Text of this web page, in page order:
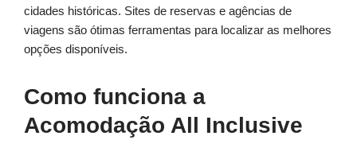
cidades históricas. Sites de reservas e agências de
viagens são ótimas ferramentas para localizar as melhores
opções disponíveis.
Como funciona a
Acomodação All Inclusive